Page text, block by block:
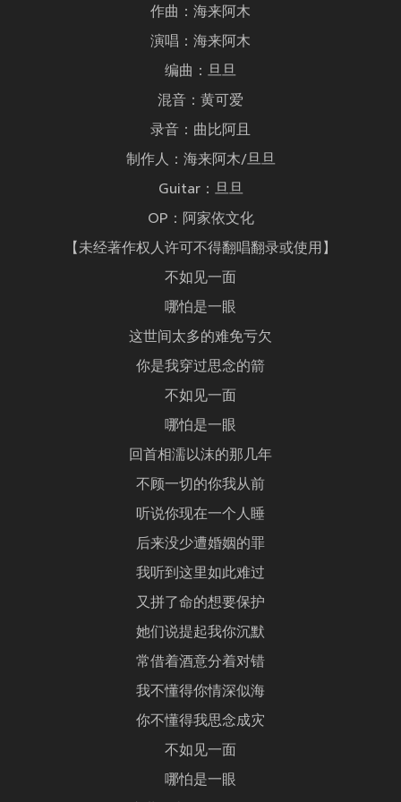
作曲：海来阿木
演唱：海来阿木
编曲：旦旦
混音：黄可爱
录音：曲比阿且
制作人：海来阿木/旦旦
Guitar：旦旦
OP：阿家依文化
【未经著作权人许可不得翻唱翻录或使用】
不如见一面
哪怕是一眼
这世间太多的难免亏欠
你是我穿过思念的箭
不如见一面
哪怕是一眼
回首相濡以沫的那几年
不顾一切的你我从前
听说你现在一个人睡
后来没少遭婚姻的罪
我听到这里如此难过
又拼了命的想要保护
她们说提起我你沉默
常借着酒意分着对错
我不懂得你情深似海
你不懂得我思念成灾
不如见一面
哪怕是一眼